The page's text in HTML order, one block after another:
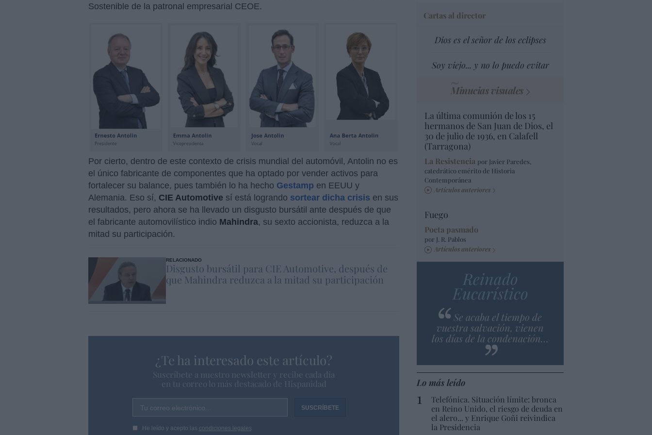
Sostenible de la patronal empresarial CEOE.
Por cierto, dentro de este contexto de crisis mundial del automóvil, Antolin no es
el único fabricante de componentes que ha optado por vender activos para
fortalecer su balance, pues también lo ha hecho Gestamp en EEUU y
Alemania. Eso sí, CIE Automotive sí está logrando sortear dicha crisis en sus
resultados, pero ahora se ha llevado un disgusto bursátil ante después de que
el fabricante automovilístico indio Mahindra, su sexto accionista, reduzca a la
mitad su participación.
RELACIONADO
Disgusto bursátil para CIE Automotive, después de
que Mahindra reduzca a la mitad su participación
¿Te ha interesado este artículo?
Suscríbete a nuestro newsletter y recibe cada dia
en tu correo lo más destacado de Hispanidad
Tu correo electrónico...
He leído y acepto las condiciones legales
Cartas al director
Dios es el señor de los eclipses
Soy viejo... y no lo puedo evitar
Minucias visuales
La última comunión de los 15
hermanos de San Juan de Dios, el
30 de julio de 1936, en Calafell
(Tarragona)
La Resistencia por Javier Paredes,
catedrático emérito de Historia
Contemporánea
Artículos anteriores
Fuego
Poeta pasmado
por J. R. Pablos
Artículos anteriores
Reinado
Eucarístico
Se acaba el tiempo de
vuestra salvación, vienen
los días de la condenación…
Lo más leído
Telefónica. Situación límite: bronca
en Reino Unido, el riesgo de deuda en
el alero... y Enrique Goñi reivindica
la Presidencia